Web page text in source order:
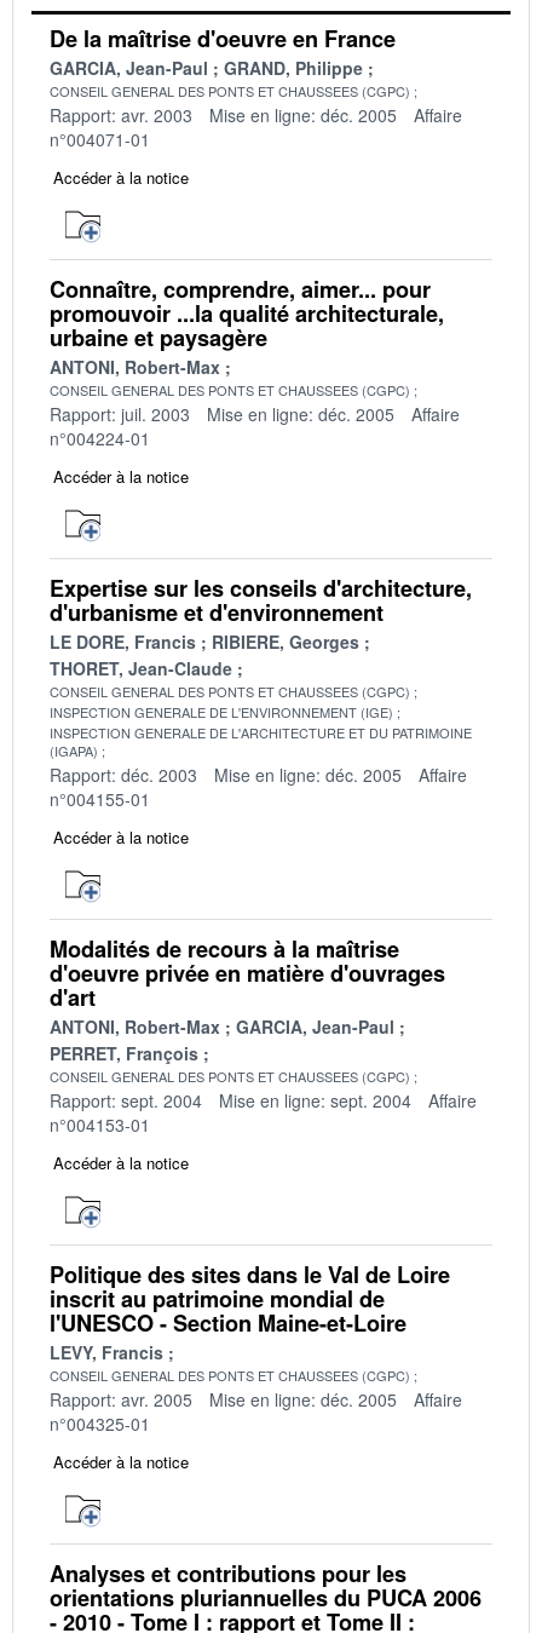
De la maîtrise d'oeuvre en France
GARCIA, Jean-Paul GRAND, Philippe
CONSEIL GENERAL DES PONTS ET CHAUSSEES (CGPC)
Rapport: avr. 2003 Mise en ligne: déc. 2005
Affaire
n°004071-01
Accéder à la notice
Connaître, comprendre, aimer... pour
promouvoir ...la qualité architecturale,
urbaine et paysagère
ANTONI, Robert-Max
CONSEIL GENERAL DES PONTS ET CHAUSSEES (CGPC)
Rapport: juil. 2003 Mise en ligne: déc. 2005
Affaire
n°004224-01
Accéder à la notice
Expertise sur les conseils d'architecture,
d'urbanisme et d'environnement
LE DORE, Francis
RIBIERE, Georges
THORET, Jean-Claude
CONSEIL GENERAL DES PONTS ET CHAUSSEES (CGPC)
INSPECTION GENERALE DE L'ENVIRONNEMENT (IGE)
INSPECTION GENERALE DE L'ARCHITECTURE ET DU PATRIMOINE
(IGAPA)
Rapport: déc. 2003 Mise en ligne: déc. 2005
Affaire
n°004155-01
Accéder à la notice
Modalités de recours à la maîtrise
d'oeuvre privée en matière d'ouvrages
d'art
ANTONI, Robert-Max
GARCIA, Jean-Paul
PERRET, François
CONSEIL GENERAL DES PONTS ET CHAUSSEES (CGPC)
Rapport: sept. 2004 Mise en ligne: sept. 2004
Affaire
n°004153-01
Accéder à la notice
Politique des sites dans le Val de Loire
inscrit au patrimoine mondial de
l'UNESCO - Section Maine-et-Loire
LEVY, Francis
CONSEIL GENERAL DES PONTS ET CHAUSSEES (CGPC)
Rapport: avr. 2005 Mise en ligne: déc. 2005
Affaire
n°004325-01
Accéder à la notice
Analyses et contributions pour les
orientations pluriannuelles du PUCA 2006
- 2010 - Tome I : rapport et Tome II :